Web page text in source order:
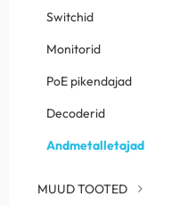
Switchid
Monitorid
PoE pikendajad
Decoderid
Andmetalletajad
MUUD TOOTED